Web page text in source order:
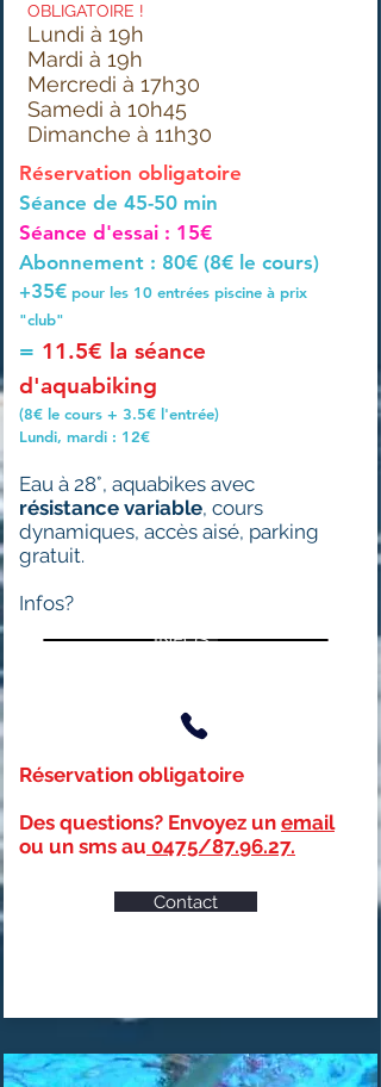
OBLIGATOIRE !
Lundi à 19h
Mardi à 19h
Mercredi à 17h30
Samedi à 10h45
Dimanche à 11h30
Réservation obligatoire
Séance de 45-50 min
Séance d'essai : 15€
Abonnement : 80€ (8€ le cours)
+35€ pour les 10 entrées piscine à prix
"club"
= 11.5€ la séance
d'aquabiking
(8€ le cours + 3.5€ l'entrée)
Lundi, mardi : 12€
Eau à 28°, aquabikes avec
résistance variable, cours
dynamiques, accès aisé, parking
gratuit.
Infos?
INFOS :
Réservation obligatoire
Des questions? Envoyez un email
ou un sms au 0475/87.96.27.
Contact